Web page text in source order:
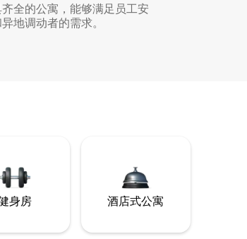
全的公寓，能够满足员工安
地调动者的需求。
身房 酒店式公寓